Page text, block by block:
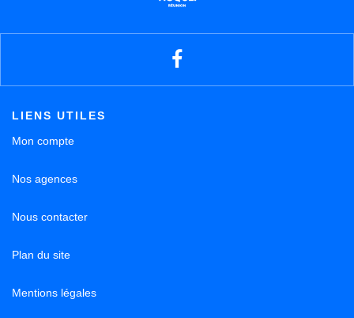
LIENS UTILES
Mon compte
Nos agences
Nous contacter
Plan du site
Mentions légales